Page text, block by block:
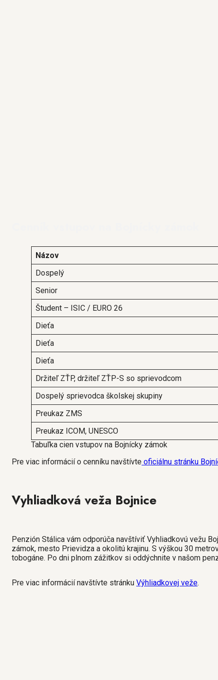
Názov
Dospelý
Senior
Študent – ISIC / EURO 26
Dieťa
Dieťa
Dieťa
Držiteľ ZŤP, držiteľ ZŤP-S so sprievodcom
Dospelý sprievodca školskej skupiny
Preukaz ZMS
Preukaz ICOM, UNESCO
Tabuľka cien vstupov na Bojnícky zámok
Pre viac informácií o cenníku navštívte oficiálnu stránku
Vyhliadková veža Bojnice
Penzión Stálica vám odporúča navštíviť Vyhliadkovú vežu
zámok, mesto Prievidza a okolitú krajinu. S výškou 30
tobogáne. Po dni plnom zážitkov si oddýchnite v našom
Pre viac informácií navštívte stránku Výhliadkovej veže.